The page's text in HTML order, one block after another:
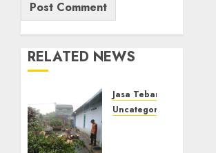
RELATED NEWS
Jasa Tebang Pohon Jogja
Uncategorized